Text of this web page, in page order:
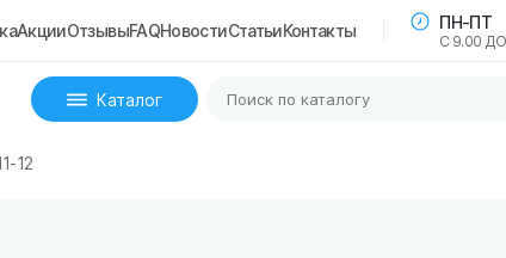
АкцииОтзывыFAQНовостиСтатьиКонтакты ПН-ПТ
С 9.00
Каталог
12